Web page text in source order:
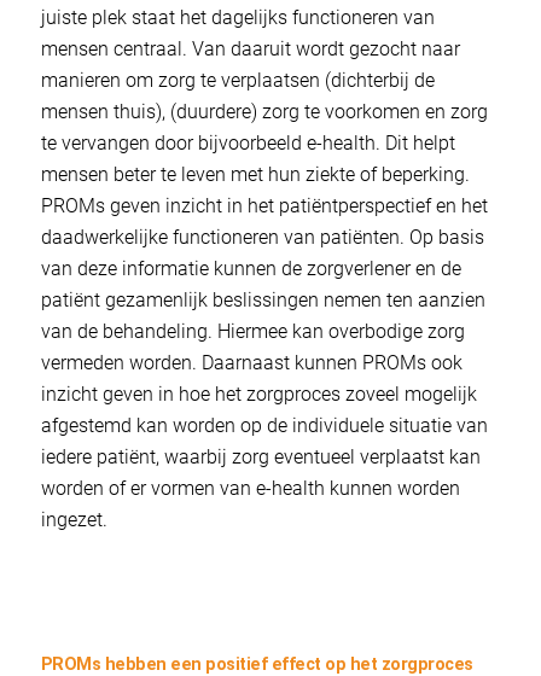
juiste plek staat het dagelijks functioneren van
mensen centraal. Van daaruit wordt gezocht naar
manieren om zorg te verplaatsen (dichterbij de
mensen thuis), (duurdere) zorg te voorkomen en zorg
te vervangen door bijvoorbeeld e-health. Dit helpt
mensen beter te leven met hun ziekte of beperking.
PROMs geven inzicht in het patiëntperspectief en het
daadwerkelijke functioneren van patiënten. Op basis
van deze informatie kunnen de zorgverlener en de
patiënt gezamenlijk beslissingen nemen ten aanzien
van de behandeling. Hiermee kan overbodige zorg
vermeden worden. Daarnaast kunnen PROMs ook
inzicht geven in hoe het zorgproces zoveel mogelijk
afgestemd kan worden op de individuele situatie van
iedere patiënt, waarbij zorg eventueel verplaatst kan
worden of er vormen van e-health kunnen worden
ingezet.
PROMs hebben een positief effect op het zorgproces